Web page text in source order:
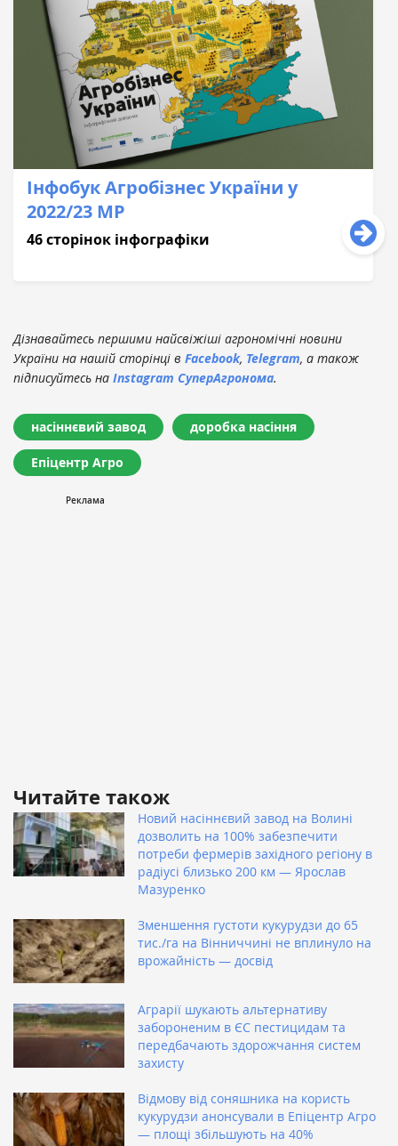
Інфобук Агробізнес України у
2022/23 МР
46 сторінок інфографіки
Дізнавайтесь першими найсвіжіші агрономічні новини
України на нашій сторінці в Facebook, Telegram, а також
підписуйтесь на Instagram СуперАгронома.
насіннєвий завод доробка насіння
Епіцентр Агро
Читайте також
Новий насіннєвий завод на Волині
дозволить на 100% забезпечити
потреби фермерів західного регіону в
радіусі близько 200 км — Ярослав
Мазуренко
Зменшення густоти кукурудзи до 65
тис./га на Вінниччині не вплинуло на
врожайність — досвід
Аграрії шукають альтернативу
забороненим в ЄС пестицидам та
передбачають здорожчання систем
захисту
Відмову від соняшника на користь
кукурудзи анонсували в Епіцентр Агро
— площі збільшують на 40%